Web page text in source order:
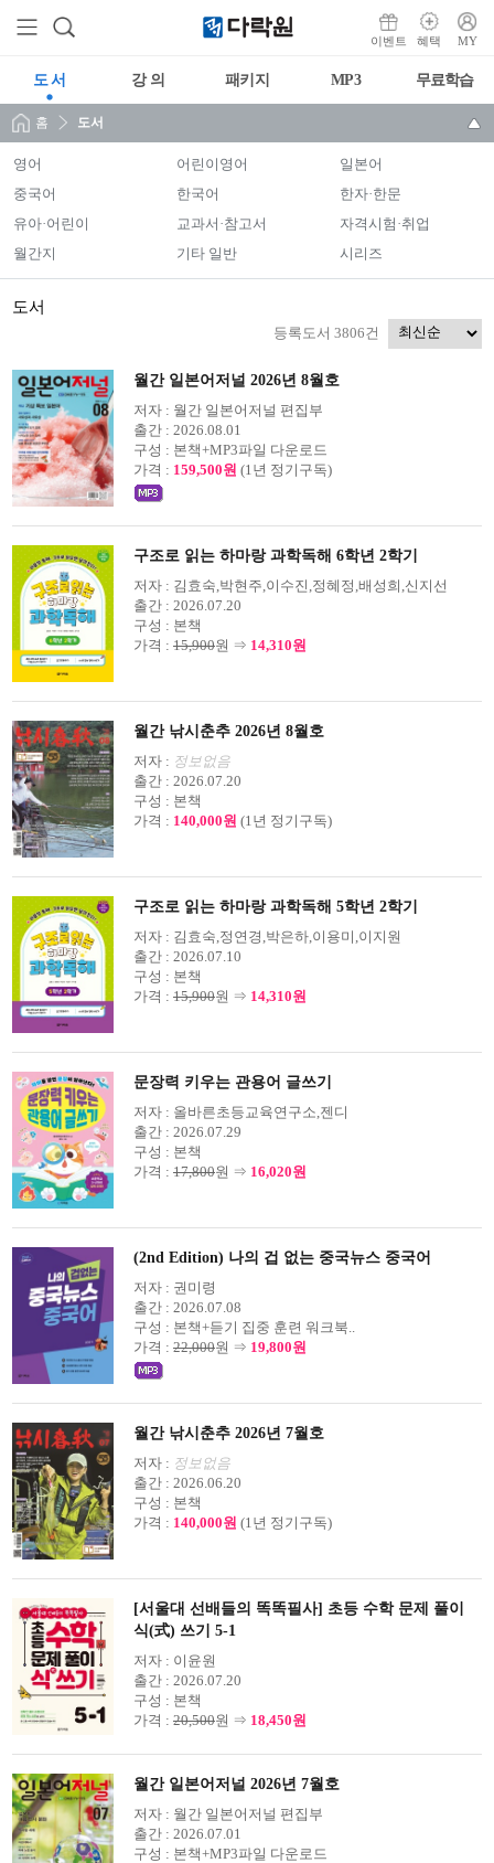
이벤트 혜택 MY
도 서 강 의 패키지 MP3 무료학습
홈 도서
영어 어린이영어
일본어
중국어
한국어
한자·한문
유아·어린이
교과서·참고서
자격시험·취업
월간지
기타 일반 시리즈
도서
등록도서 3806건
월간 일본어저널 2026년 8월호
저자 : 월간 일본어저널 편집부
출간 : 2026.08.01
구성 : 본책+MP3파일 다운로드
가격 : 159,500원 (1년 정기구독)
구조로 읽는 하마랑 과학독해 6학년 2학기
저자 : 김효숙,박현주,이수진,정혜정,배성희,신지선
출간 : 2026.07.20
구성 : 본책
가격 : 15,900원 ⇒ 14,310원
월간 낚시춘추 2026년 8월호
저자 : 정보없음
출간 : 2026.07.20
구성 : 본책
가격 : 140,000원 (1년 정기구독)
구조로 읽는 하마랑 과학독해 5학년 2학기
저자 : 김효숙,정연경,박은하,이용미,이지원
출간 : 2026.07.10
구성 : 본책
가격 : 15,900원 ⇒ 14,310원
문장력 키우는 관용어 글쓰기
저자 : 올바른초등교육연구소,젠디
출간 : 2026.07.29
구성 : 본책
가격 : 17,800원 ⇒ 16,020원
(2nd Edition) 나의 겁 없는 중국뉴스 중국어
저자 : 권미령
출간 : 2026.07.08
구성 : 본책+듣기 집중 훈련 워크북..
가격 : 22,000원 ⇒ 19,800원
월간 낚시춘추 2026년 7월호
저자 : 정보없음
출간 : 2026.06.20
구성 : 본책
가격 : 140,000원 (1년 정기구독)
[서울대 선배들의 똑똑필사] 초등 수학 문제 풀이
식(式) 쓰기 5-1
저자 : 이윤원
출간 : 2026.07.20
구성 : 본책
가격 : 20,500원 ⇒ 18,450원
월간 일본어저널 2026년 7월호
저자 : 월간 일본어저널 편집부
출간 : 2026.07.01
구성 : 본책+MP3파일 다운로드